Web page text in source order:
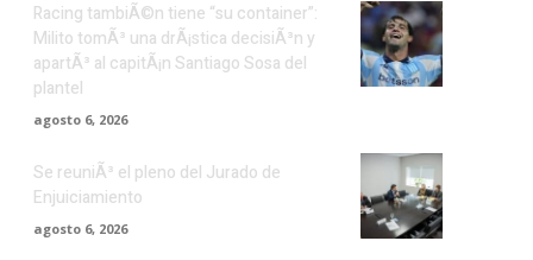
Racing tambiÃ©n tiene “su container”:
Milito tomÃ³ una drÃ¡stica decisiÃ³n y
apartÃ³ al capitÃ¡n Santiago Sosa del
plantel
agosto 6, 2026
Se reuniÃ³ el pleno del Jurado de
Enjuiciamiento
agosto 6, 2026